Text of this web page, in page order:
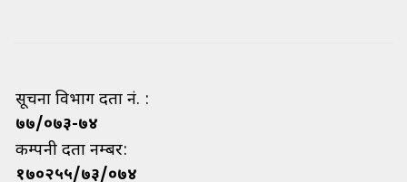
सूचना विभाग दर्ता नं. :
७७/०७३-७४
कम्पनी दर्ता नम्बर:
१७०२५५/७३/०७४